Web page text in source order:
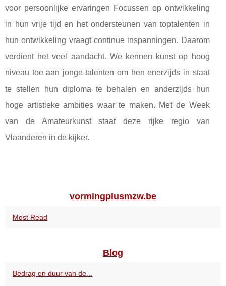
voor persoonlijke ervaringen Focussen op ontwikkeling
in hun vrije tijd en het ondersteunen van toptalenten in
hun ontwikkeling vraagt ​​continue inspanningen. Daarom
verdient het veel aandacht. We kennen kunst op hoog
niveau toe aan jonge talenten om hen enerzijds in staat
te stellen hun diploma te behalen en anderzijds hun
hoge artistieke ambities waar te maken. Met de Week
van de Amateurkunst staat deze rijke regio van
Vlaanderen in de kijker.
vormingplusmzw.be
Most Read
Blog
Bedrag en duur van de...